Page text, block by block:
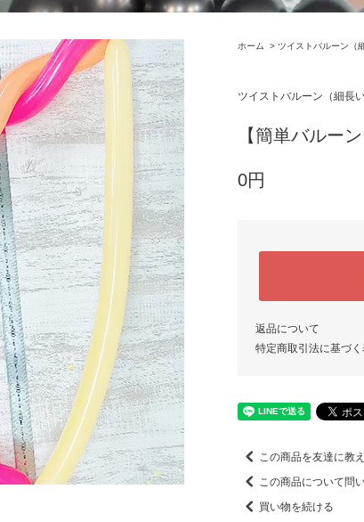
ホーム > ツイストバルーン（
ツイストバルーン（細長い
【簡単バルー
0円
返品について
特定商取引法に基づ
この商品を友達に教
この商品について問
買い物を続ける